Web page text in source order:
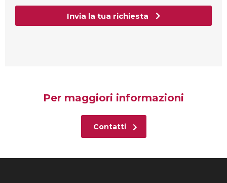
Invia la tua richiesta
Per maggiori informazioni
Contatti